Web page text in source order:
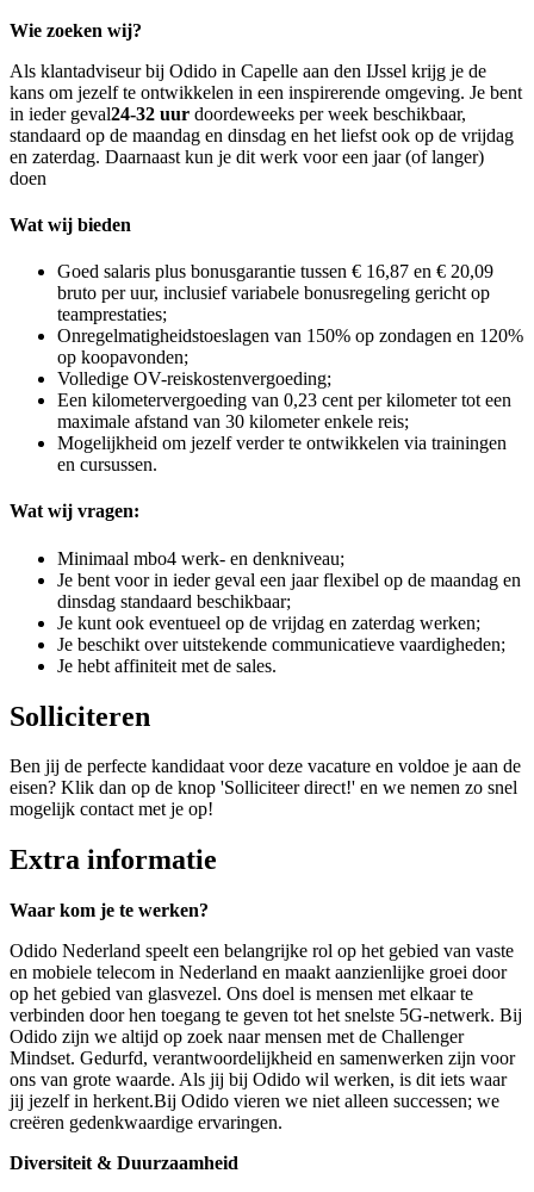
Wie zoeken wij?
Als klantadviseur bij Odido in Capelle aan den IJssel krijg je de
kans om jezelf te ontwikkelen in een inspirerende omgeving. Je bent
in ieder geval24-32 uur doordeweeks per week beschikbaar,
standaard op de maandag en dinsdag en het liefst ook op de vrijdag
en zaterdag. Daarnaast kun je dit werk voor een jaar (of langer)
doen
Wat wij bieden
Goed salaris plus bonusgarantie tussen € 16,87 en € 20,09
bruto per uur, inclusief variabele bonusregeling gericht op
teamprestaties;
Onregelmatigheidstoeslagen van 150% op zondagen en 120%
op koopavonden;
Volledige OV-reiskostenvergoeding;
Een kilometervergoeding van 0,23 cent per kilometer tot een
maximale afstand van 30 kilometer enkele reis;
Mogelijkheid om jezelf verder te ontwikkelen via trainingen
en cursussen.
Wat wij vragen:
Minimaal mbo4 werk- en denkniveau;
Je bent voor in ieder geval een jaar flexibel op de maandag en
dinsdag standaard beschikbaar;
Je kunt ook eventueel op de vrijdag en zaterdag werken;
Je beschikt over uitstekende communicatieve vaardigheden;
Je hebt affiniteit met de sales.
Solliciteren
Ben jij de perfecte kandidaat voor deze vacature en voldoe je aan de
eisen? Klik dan op de knop 'Solliciteer direct!' en we nemen zo snel
mogelijk contact met je op!
Extra informatie
Waar kom je te werken?
Odido Nederland speelt een belangrijke rol op het gebied van vaste
en mobiele telecom in Nederland en maakt aanzienlijke groei door
op het gebied van glasvezel. Ons doel is mensen met elkaar te
verbinden door hen toegang te geven tot het snelste 5G-netwerk. Bij
Odido zijn we altijd op zoek naar mensen met de Challenger
Mindset. Gedurfd, verantwoordelijkheid en samenwerken zijn voor
ons van grote waarde. Als jij bij Odido wil werken, is dit iets waar
jij jezelf in herkent.Bij Odido vieren we niet alleen successen; we
creëren gedenkwaardige ervaringen.
Diversiteit & Duurzaamheid